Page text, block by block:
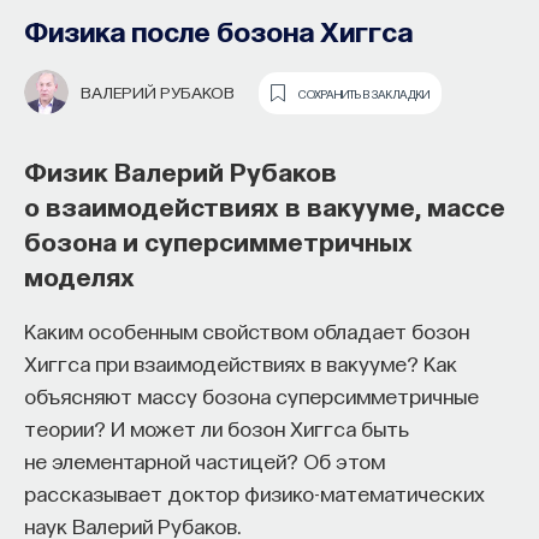
Физика после бозона Хиггса
ВАЛЕРИЙ РУБАКОВ СОХРАНИТЬ В ЗАКЛАДКИ
Физик Валерий Рубаков
о взаимодействиях в вакууме, массе
бозона и суперсимметричных
моделях
Каким особенным свойством обладает бозон
Хиггса при взаимодействиях в вакууме? Как
объясняют массу бозона суперсимметричные
теории? И может ли бозон Хиггса быть
не элементарной частицей? Об этом
рассказывает доктор физико-математических
наук Валерий Рубаков.
Максутов запускает сервис, который
поможет найти свою нишу
в глобальных deep tech и биотех
компаниях
В 2012 годуИвар Максутовсоздал проект
ПостНаука, который дал голос учёным и навсегда
об изменении орбит при эволюции
звезды, образовании планетной
системы и поглощении красным
гигантом своих спутников
Известно несколько тысяч экзопланет — планет,
обращающихся вокруг других звезд. Мы знаем,
что в процессе своего образования планетные
системы претерпевают бурную эволюцию:
планеты могут сближаться, забирать спутники
друг у друга, сталкиваться, мигрировать в диски,
подходить ближе к звезде, отходить дальше